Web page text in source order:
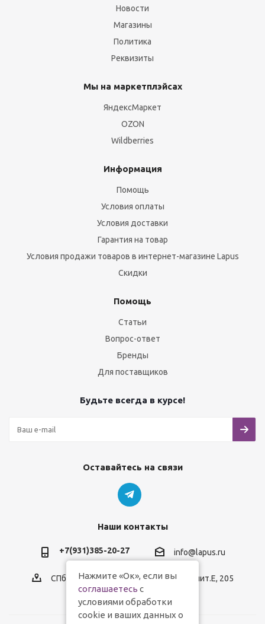
Новости
Магазины
Политика
Реквизиты
Мы на маркетплэйсах
ЯндексМаркет
OZON
Wildberries
Информация
Помощь
Условия оплаты
Условия доставки
Гарантия на товар
Условия продажи товаров в интернет-магазине Lapus
Скидки
Помощь
Статьи
Вопрос-ответ
Бренды
Для поставщиков
Будьте всегда в курсе!
Оставайтесь на связи
Наши контакты
+7(931)385-20-27 info@lapus.ru
СПб, пр.Обуховской Обороны, д.116, лит.Е, 205
Нажмите «Ок», если вы
соглашаетесь с
условиями обработки
cookie и ваших данных о